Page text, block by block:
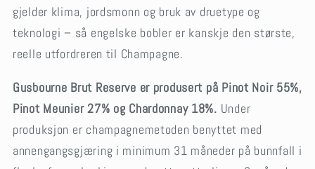
gjelder klima, jordsmonn og bruk av druetype og
teknologi – så engelske bobler er kanskje den største,
reelle utfordreren til Champagne.
Gusbourne Brut Reserve er produsert på Pinot Noir 55%,
Pinot Meunier 27% og Chardonnay 18%. Under
produksjon er champagnemetoden benyttet med
annengangsgjæring i minimum 31 måneder på bunnfall i